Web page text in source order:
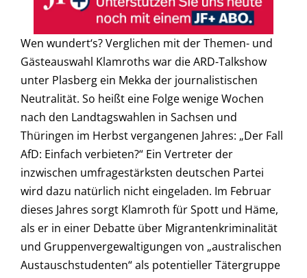
Wen wundert‘s? Verglichen mit der Themen- und
Gästeauswahl Klamroths war die ARD-Talkshow
unter Plasberg ein Mekka der journalistischen
Neutralität. So heißt eine Folge wenige Wochen
nach den Landtagswahlen in Sachsen und
Thüringen im Herbst vergangenen Jahres: „Der Fall
AfD: Einfach verbieten?“ Ein Vertreter der
inzwischen umfragestärksten deutschen Partei
wird dazu natürlich nicht eingeladen. Im Februar
dieses Jahres sorgt Klamroth für Spott und Häme,
als er in einer Debatte über Migrantenkriminalität
und Gruppenvergewaltigungen von „australischen
Austauschstudenten“ als potentieller Tätergruppe